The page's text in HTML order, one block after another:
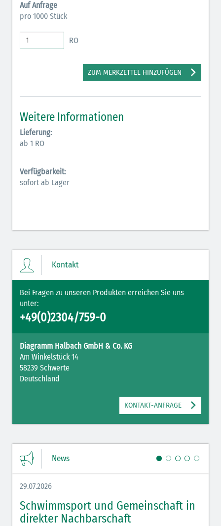
Rahmen)
Koagulantien (hellgrau/weiß schwarz schraffierterm
Rahmen)
Bronchodilatatoren (blau-braun)
Antikonvulsiva (grau-lila)
Antiarrhythmika (rot-blau)
Elektrolyte (grün-pink)
Elektrolyte NaCl (grün)
Auf Anfrage
pro 1000 Stück
RO
ZUM MERKZETTEL HINZUFÜGEN
Weitere Informationen
Lieferung:
ab 1 RO
Verfügbarkeit:
sofort ab Lager
Kontakt
Bei Fragen zu unseren Produkten erreichen Sie uns
unter:
+49(0)2304/759-0
Diagramm Halbach GmbH & Co. KG
Am Winkelstück 14
58239 Schwerte
Deutschland
KONTAKT-ANFRAGE
News
29.07.2026
Schwimmsport und Gemeinschaft in
direkter Nachbarschaft